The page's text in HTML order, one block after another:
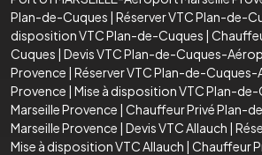
Plan-de-Cuques | Réserver VTC Plan-de-
disposition VTC Plan-de-Cuques |
Cuques | Devis VTC Plan-de-Cuques-
Provence | Réserver VTC Plan-de-
Provence | Mise à disposition VTC Plan-
Marseille Provence | Chauffeur Privé Plan-
Marseille Provence | Devis VTC Allauch |
Mise à disposition VTC Allauch | Chauffeur